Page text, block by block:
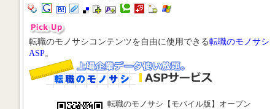
転職のモノサシコンテンツを自由に使用できる転職のモノサシ
ASP。
転職のモノサシ【モバイル版】オープン